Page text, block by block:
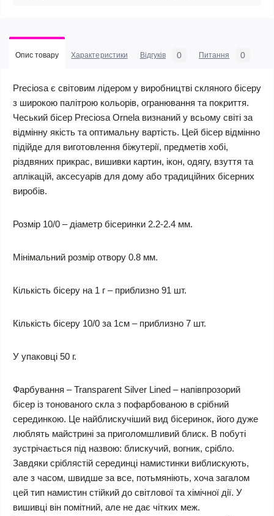
Опис товару Характеристики Відгуків 0 Питання 0
Preciosa є світовим лідером у виробництві скляного бісеру
з широкою палітрою кольорів, огранювання та покриття.
Чеський бісер Preciosa Ornela визнаний у всьому світі за
відмінну якість та оптимальну вартість. Цей бісер відмінно
підійде для виготовлення біжутерії, предметів хобі,
різдвяних прикрас, вишивки картин, ікон, одягу, взуття та
аплікацій, аксесуарів для дому або традиційних бісерних
виробів.
Розмір 10/0 – діаметр бісеринки 2.2-2.4 мм.
Мінімальний розмір отвору 0.8 мм.
Кількість бісеру на 1 г – приблизно 91 шт.
Кількість бісеру 10/0 за 1см – приблизно 7 шт.
У упаковці 50 г.
Фарбування – Transparent Silver Lined – напівпрозорий
бісер із тонованого скла з пофарбованою в срібний
серединкою. Це найблискучіший вид бісеринок, його дуже
люблять майстрині за приголомшливий блиск. В побуті
зустрічається під назвою: блискучий, вогник, срібло.
Завдяки сріблястій серединці намистинки виблискують,
але з часом, швидше за все, потьмяніють, хоча загалом
цей тип намистин стійкий до світлової та хімічної дії. У
вишивці він помітний, але не дає чітких меж.